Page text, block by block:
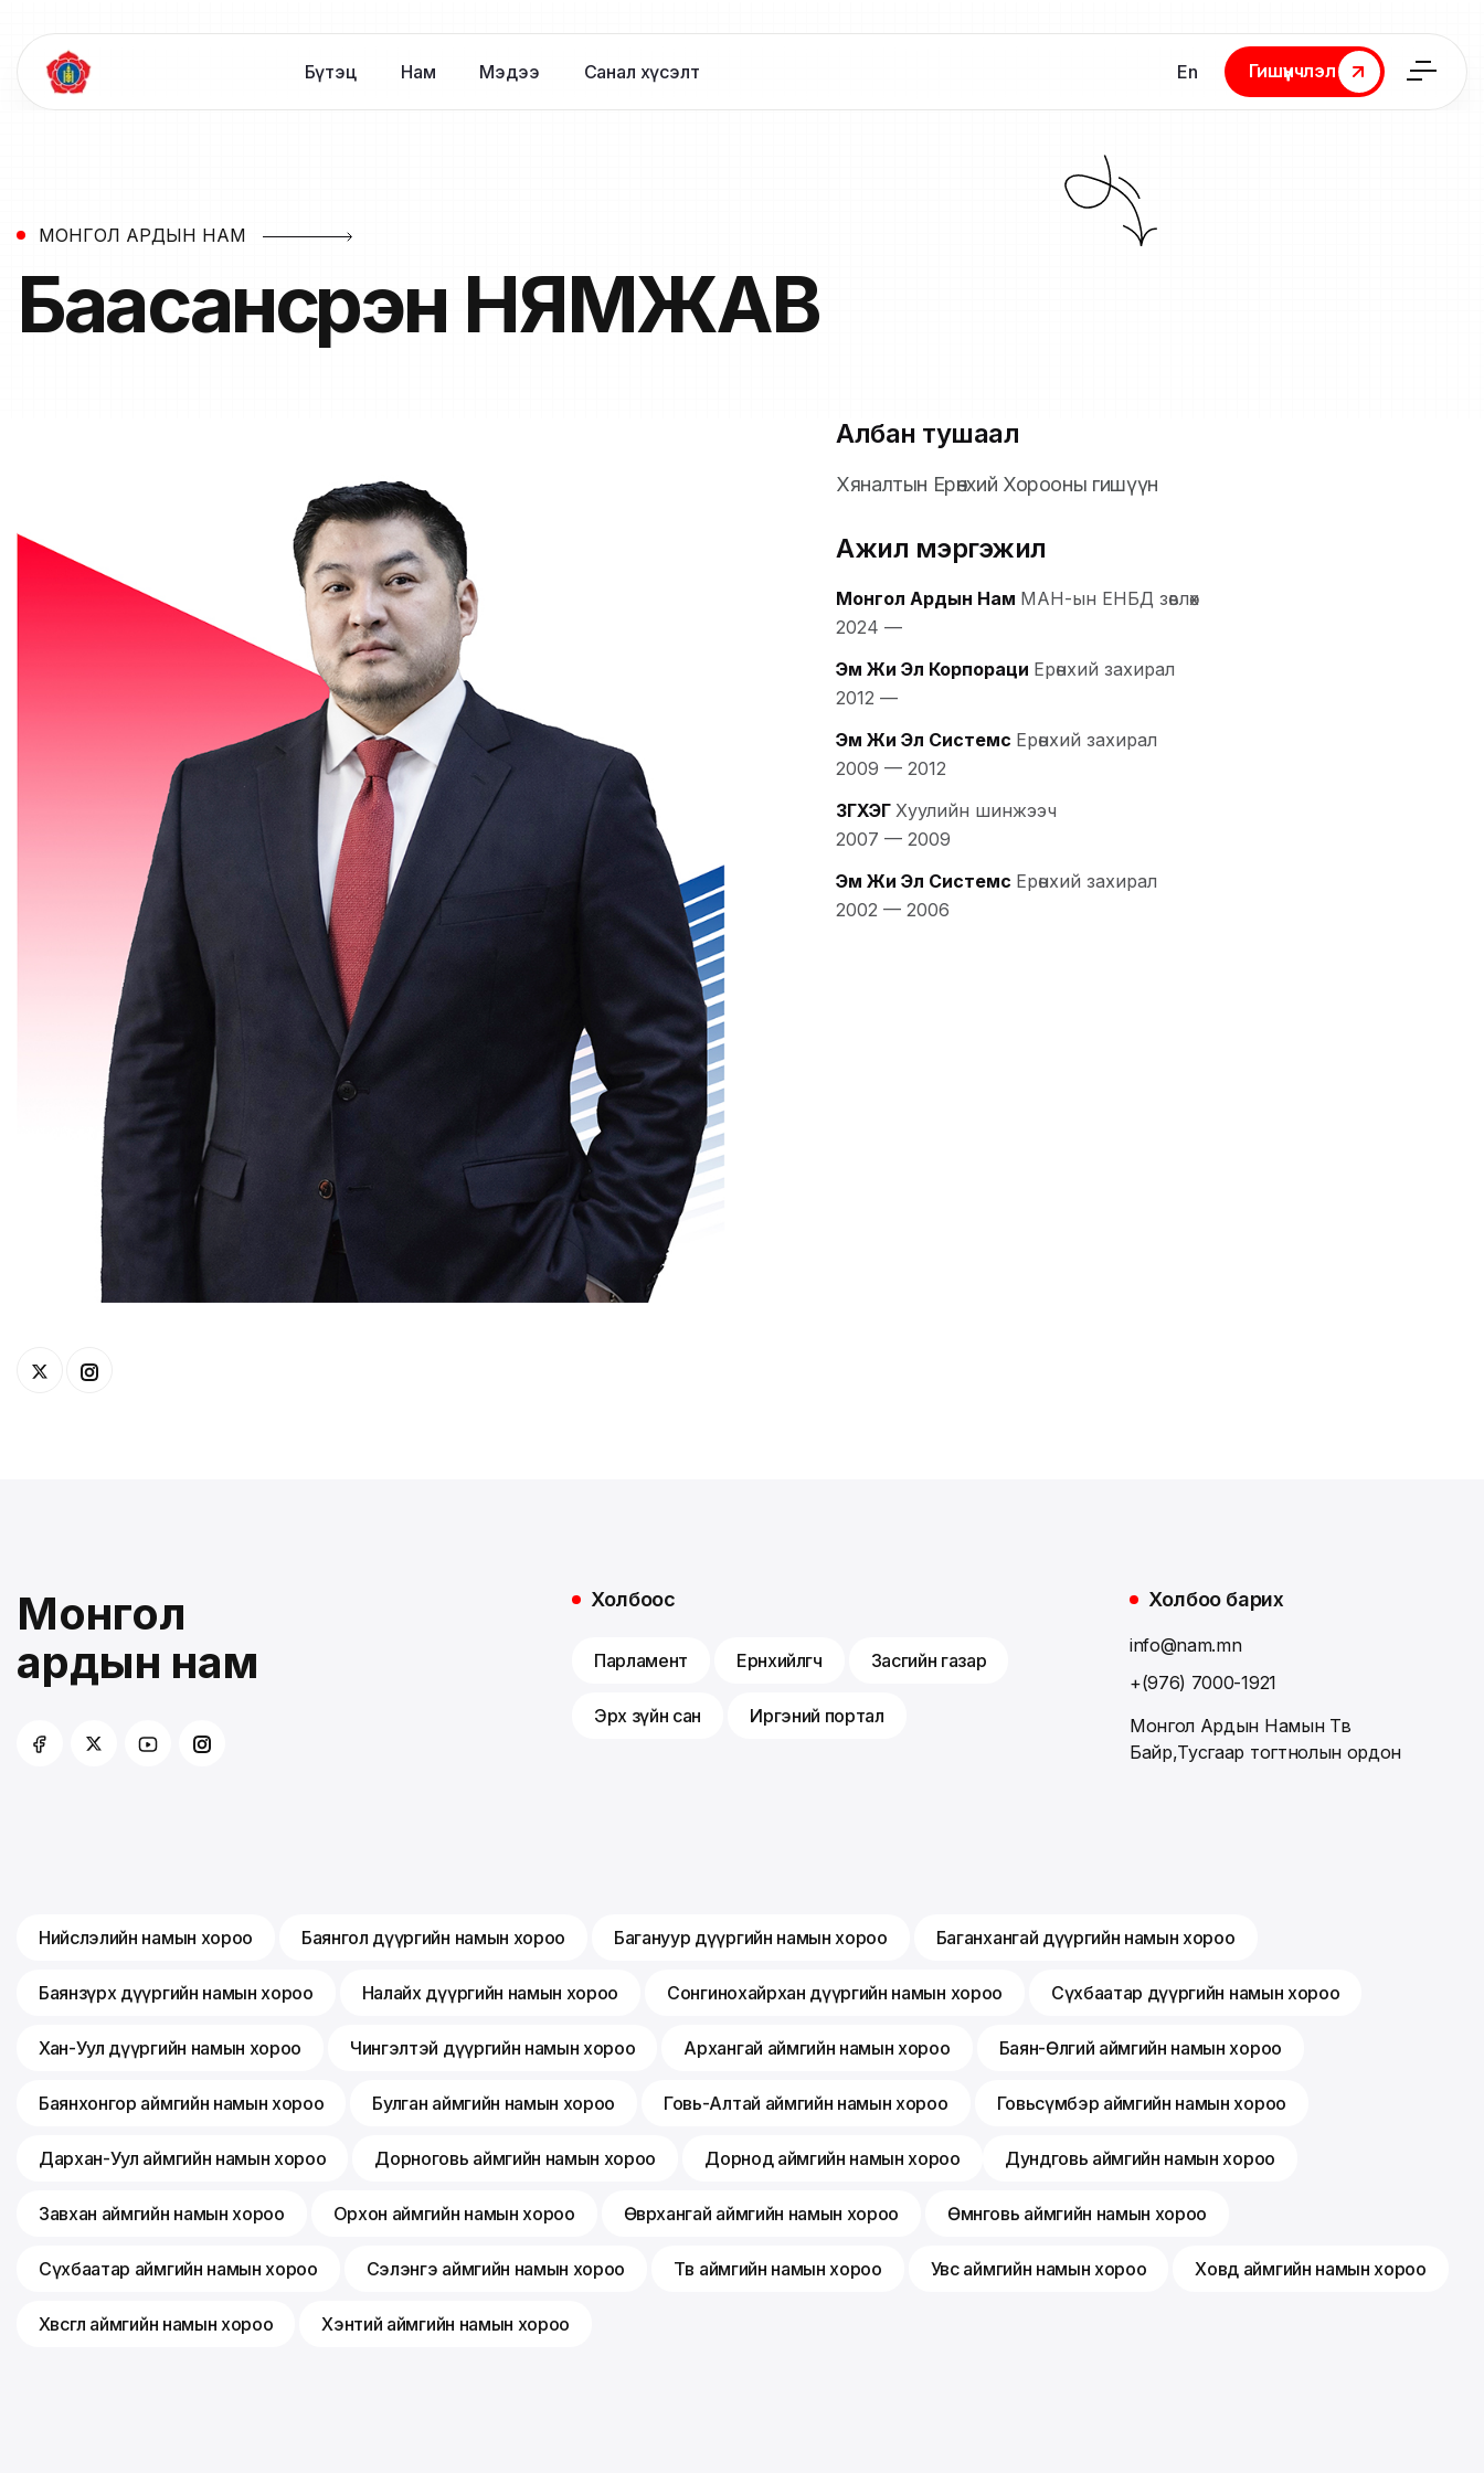
Бүтэц Нам Мэдээ Санал хүсэлт En
Гишүүнчлэл
Гишүүнчлэл
МОНГОЛ АРДЫН НАМ
Баасансүрэн НЯМЖАВ
Албан тушаал
Хяналтын Ерөнхий Хорооны гишүүн
Ажил мэргэжил
Монгол Ардын Нам МАН-ын ЕНБД зөвлөх
2024 —
Эм Жи Эл Корпораци Ерөнхий захирал
2012 —
Эм Жи Эл Системс Ерөнхий захирал
2009 — 2012
ЗГХЭГ Хуулийн шинжээч
2007 — 2009
Эм Жи Эл Системс Ерөнхий захирал
2002 — 2006
Монгол
ардын нам
Холбоос
Парламент Ерөнхийлөгч Засгийн газар
Эрх зүйн сан Иргэний портал
Холбоо барих
info@nam.mn
+(976) 7000-1921
Монгол Ардын Намын Төв
Байр,Тусгаар тогтнолын ордон
Нийслэлийн намын хороо Баянгол дүүргийн намын хороо Багануур дүүргийн намын хороо Баганхангай дүүргийн намын хороо
Баянзүрх дүүргийн намын хороо Налайх дүүргийн намын хороо Сонгинохайрхан дүүргийн намын хороо Сүхбаатар дүүргийн намын хороо
Хан-Уул дүүргийн намын хороо Чингэлтэй дүүргийн намын хороо Архангай аймгийн намын хороо Баян-Өлгий аймгийн намын хороо
Баянхонгор аймгийн намын хороо Булган аймгийн намын хороо Говь-Алтай аймгийн намын хороо Говьсүмбэр аймгийн намын хороо
Дархан-Уул аймгийн намын хороо Дорноговь аймгийн намын хороо Дорнод аймгийн намын хороо Дундговь аймгийн намын хороо
Завхан аймгийн намын хороо Орхон аймгийн намын хороо Өвөрхангай аймгийн намын хороо Өмнөговь аймгийн намын хороо
Сүхбаатар аймгийн намын хороо Сэлэнгэ аймгийн намын хороо Төв аймгийн намын хороо Увс аймгийн намын хороо Ховд аймгийн намын хороо
Хөвсгөл аймгийн намын хороо Хэнтий аймгийн намын хороо